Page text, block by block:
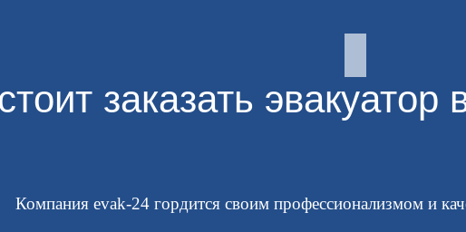
заказать
Компания evak-24 гордится своим профессионализмом и